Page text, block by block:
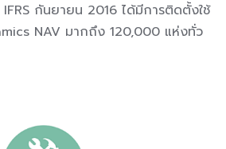
กันยายน 2016 ได้มีการติดตั้งใช้
NAV มากถึง 120,000 แห่งทั่ว